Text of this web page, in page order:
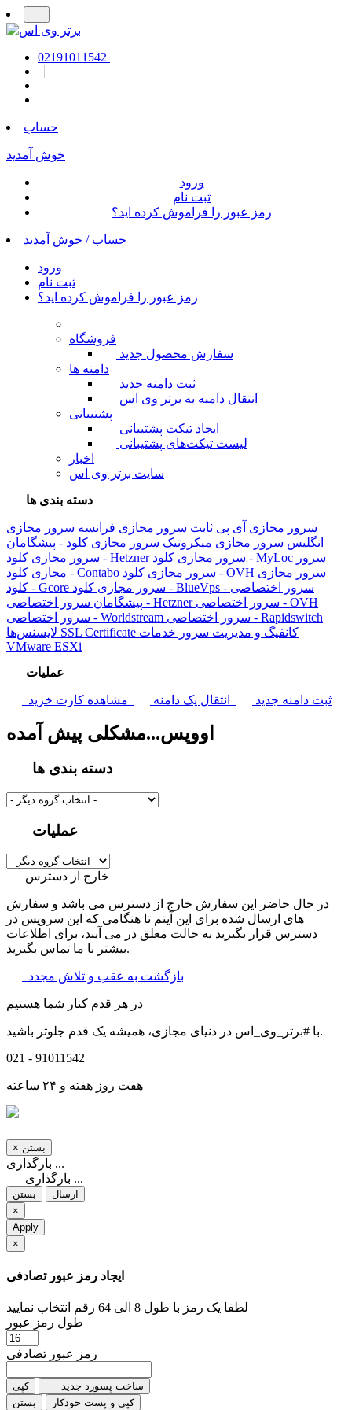
02191011542
حساب
خوش آمدید
ورود
ثبت نام
رمز عبور را فراموش کرده اید؟
حساب / خوش آمدید
ورود
ثبت نام
رمز عبور را فراموش کرده اید؟
فروشگاه
سفارش محصول جدید
دامنه ها
ثبت دامنه جدید
انتقال دامنه به برتر وی اس
پشتیبانی
ایجاد تیکت پشتیبانی
لیست تیکت‌های پشتیبانی
اخبار
سایت برتر وی اس
دسته بندی ها
سرور مجازی آی پی ثابت سرور مجازی فرانسه سرور مجازی
انگلیس سرور مجازی میکروتیک سرور مجازی کلود - پیشگامان
سرور مجازی کلود - Hetzner
سرور مجازی کلود - MyLoc سرور
مجازی کلود - Contabo
سرور مجازی کلود - OVH سرور مجازی
کلود - Gcore
سرور مجازی کلود - BlueVps سرور اختصاصی -
پیشگامان سرور اختصاصی - Hetzner
سرور اختصاصی - OVH
سرور اختصاصی - Worldstream
سرور اختصاصی - Rapidswitch
SSL Certificate کانفیگ و مدیریت سرور خدمات
VMware ESXi
عملیات
ثبت دامنه جدید انتقال یک دامنه مشاهده کارت خرید
اووپس...مشکلی پیش آمده
دسته بندی ها
عملیات
خارج از دسترس
در حال حاضر این سفارش خارج از دسترس می باشد و سفارش
های ارسال شده برای این آیتم تا هنگامی که این سرویس در
دسترس قرار بگیرید به حالت معلق در می آیند، برای اطلاعات
بیشتر با ما تماس بگیرید.
بازگشت به عقب و تلاش مجدد
در هر قدم کنار شما هستیم
با #برتر_وی_اس در دنیای مجازی، همیشه یک قدم جلوتر باشید.
021 - 91011542
هفت روز هفته و ۲۴ ساعته
× بستن
بارگذاری ...
بارگذاری ...
بستن
ارسال
×
Apply
×
ایجاد رمز عبور تصادفی
لطفا یک رمز با طول 8 الی 64 رقم انتخاب نمایید
طول رمز عبور
رمز عبور تصادفی
کپی
ساخت پسورد جدید
بستن
کپی و پست خودکار